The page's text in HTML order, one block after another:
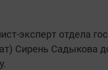
эксперт отдела
Сирень Садыкова